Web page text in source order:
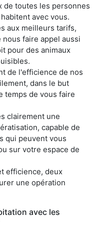
de toutes les personnes
avec vous.
aux meilleurs tarifs,
faire appel aussi
pour des animaux
de l'efficience de nos
dans le but
temps de vous faire
clairement une
capable de
qui peuvent vous
sur votre espace de
efficience, deux
une opération
avec les